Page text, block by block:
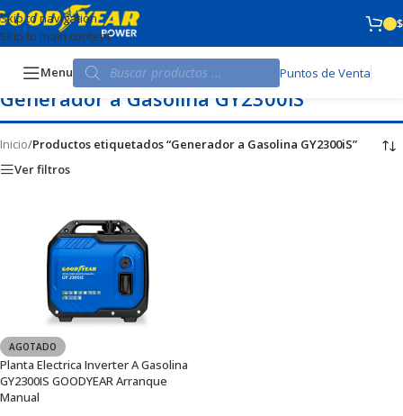
Skip to navigation
Skip to main content
$
Menu Puntos de Venta
Generador a Gasolina GY2300iS
Inicio/Productos etiquetados “Generador a Gasolina GY2300iS”
Ver filtros
AGOTADO
Planta Electrica Inverter A Gasolina
GY2300IS GOODYEAR Arranque
Manual